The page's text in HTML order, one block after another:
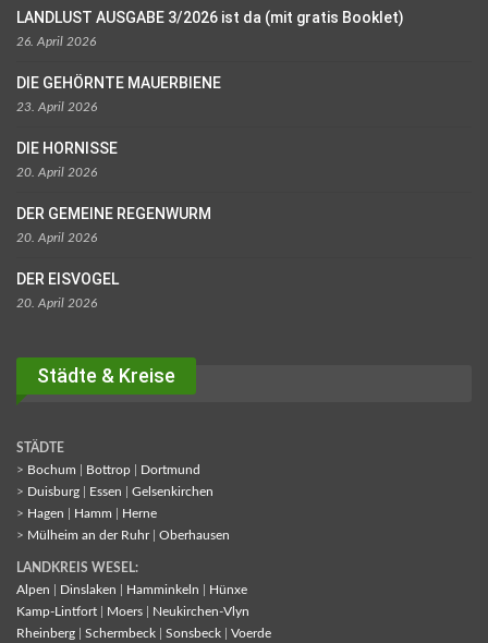
LANDLUST AUSGABE 3/2026 ist da (mit gratis Booklet)
26. April 2026
DIE GEHÖRNTE MAUERBIENE
23. April 2026
DIE HORNISSE
20. April 2026
DER GEMEINE REGENWURM
20. April 2026
DER EISVOGEL
20. April 2026
Städte & Kreise
STÄDTE
> Bochum Bottrop
Dortmund
> Duisburg Essen
Gelsenkirchen
> Hagen Hamm
Herne
> Mülheim an der Ruhr| Oberhausen
LANDKREIS WESEL:
Alpen
Dinslaken Hamminkeln
Hünxe
Kamp-Lintfort
Moers
Neukirchen-Vlyn
Rheinberg
Schermbeck Sonsbeck
Voerde